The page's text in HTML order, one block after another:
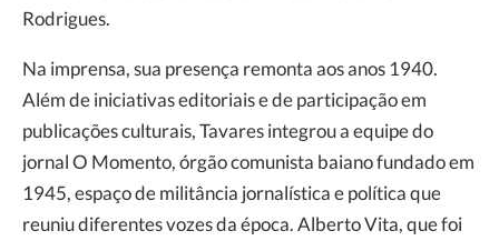
Rodrigues.
Na imprensa, sua presença remonta aos anos 1940.
Além de iniciativas editoriais e de participação em
publicações culturais, Tavares integrou a equipe do
jornal O Momento, órgão comunista baiano fundado em
1945, espaço de militância jornalística e política que
reuniu diferentes vozes da época. Alberto Vita, que foi